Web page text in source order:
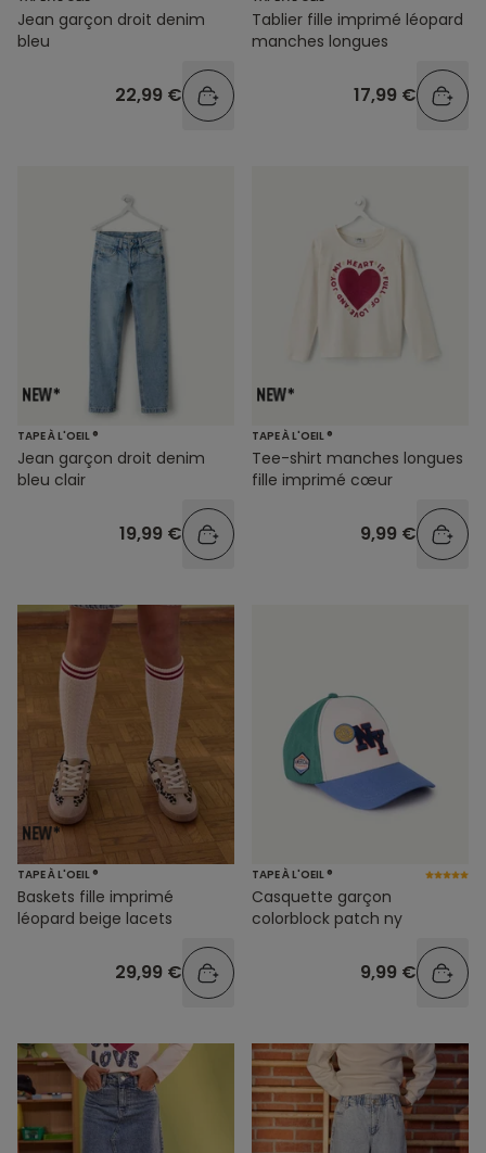
Jean garçon droit denim
bleu
22,99 €
Tablier fille imprimé léopard
manches longues
17,99 €
TAPE À L'OEIL ®
Jean garçon droit denim
bleu clair
19,99 €
TAPE À L'OEIL ®
Tee-shirt manches longues
fille imprimé cœur
9,99 €
TAPE À L'OEIL ®
Baskets fille imprimé
léopard beige lacets
29,99 €
TAPE À L'OEIL ®
Casquette garçon
colorblock patch ny
9,99 €